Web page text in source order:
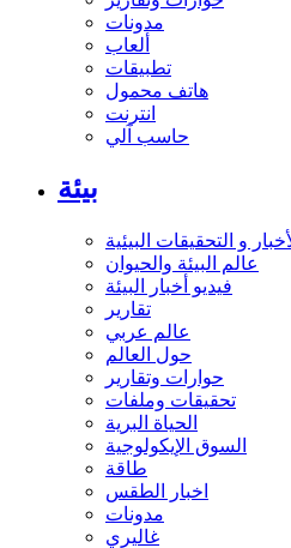
مدونات
ألعاب
تطبيقات
هاتف محمول
انترنت
حاسب آلي
بيئة
و التحقيقات البيئية
عالم البيئة والحيوان
فيديو أخبار البيئة
تقارير
عالم عربي
حول العالم
حوارات وتقارير
تحقيقات وملفات
الحياة البرية
السوق الإيكولوجية
طاقة
اخبار الطقس
مدونات
غاليري